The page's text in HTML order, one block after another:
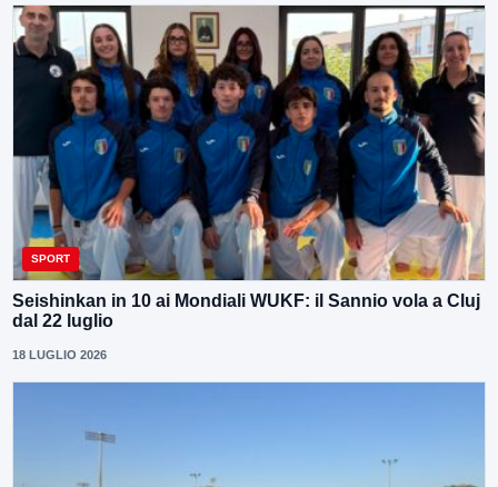
SPORT
Seishinkan in 10 ai Mondiali WUKF: il Sannio vola a Cluj
dal 22 luglio
18 LUGLIO 2026